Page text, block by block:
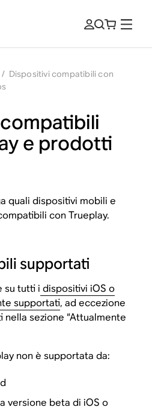
/ Dispositivi compatibili con
e prodotti
quali dispositivi mobili e
con Trueplay.
supportati
su tutti i dispositivi iOS o
supportati, ad eccezione
sezione “Attualmente
non è supportata da:
versione beta di iOS o